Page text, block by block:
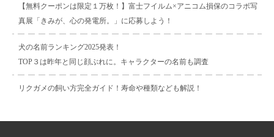
【無料クーポンは限定１万枚！】富士フイルム×アニコム損保のコラボ写
真展「きみが、心の発電所。」に応募しよう！
犬の名前ランキング2025発表！
TOP３は昨年と同じ顔ぶれに。キャラクターの名前も調査
リクガメの飼い方完全ガイド！寿命や種類なども解説！